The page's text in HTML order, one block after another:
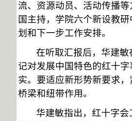
流、资源动员、活动传播
国主持，学院六个新设教
划和下一步工作安排。
在听取汇报后，华建
记对发展中国特色的红十
实。要适应新形势新要求
桥梁和纽带作用。
华建敏指出，红十字